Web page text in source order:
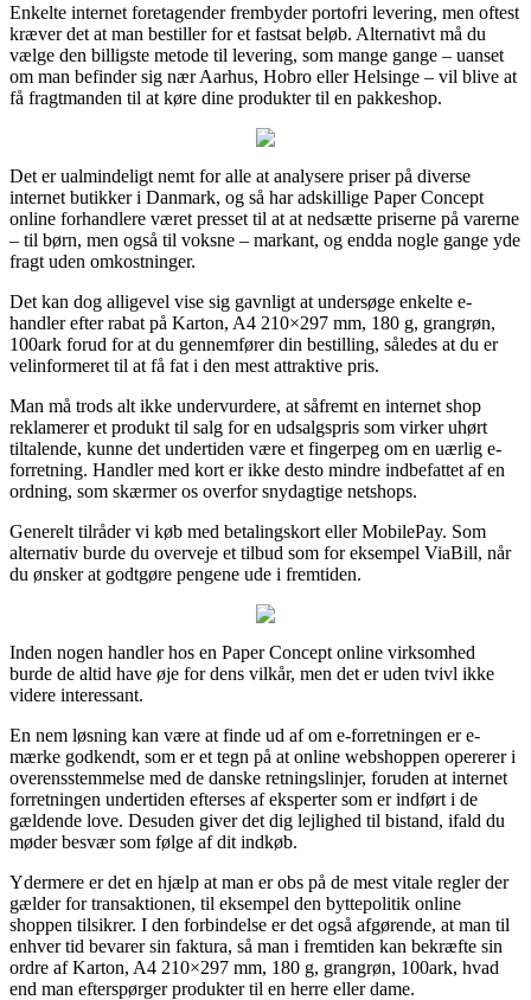
Enkelte internet foretagender frembyder portofri levering, men oftest
kræver det at man bestiller for et fastsat beløb. Alternativt må du
vælge den billigste metode til levering, som mange gange – uanset
om man befinder sig nær Aarhus, Hobro eller Helsinge – vil blive at
få fragtmanden til at køre dine produkter til en pakkeshop.
Det er ualmindeligt nemt for alle at analysere priser på diverse
internet butikker i Danmark, og så har adskillige Paper Concept
online forhandlere været presset til at at nedsætte priserne på varerne
– til børn, men også til voksne – markant, og endda nogle gange yde
fragt uden omkostninger.
Det kan dog alligevel vise sig gavnligt at undersøge enkelte e-
handler efter rabat på Karton, A4 210×297 mm, 180 g, grangrøn,
100ark forud for at du gennemfører din bestilling, således at du er
velinformeret til at få fat i den mest attraktive pris.
Man må trods alt ikke undervurdere, at såfremt en internet shop
reklamerer et produkt til salg for en udsalgspris som virker uhørt
tiltalende, kunne det undertiden være et fingerpeg om en uærlig e-
forretning. Handler med kort er ikke desto mindre indbefattet af en
ordning, som skærmer os overfor snydagtige netshops.
Generelt tilråder vi køb med betalingskort eller MobilePay. Som
alternativ burde du overveje et tilbud som for eksempel ViaBill, når
du ønsker at godtgøre pengene ude i fremtiden.
Inden nogen handler hos en Paper Concept online virksomhed
burde de altid have øje for dens vilkår, men det er uden tvivl ikke
videre interessant.
En nem løsning kan være at finde ud af om e-forretningen er e-
mærke godkendt, som er et tegn på at online webshoppen opererer i
overensstemmelse med de danske retningslinjer, foruden at internet
forretningen undertiden efterses af eksperter som er indført i de
gældende love. Desuden giver det dig lejlighed til bistand, ifald du
møder besvær som følge af dit indkøb.
Ydermere er det en hjælp at man er obs på de mest vitale regler der
gælder for transaktionen, til eksempel den byttepolitik online
shoppen tilsikrer. I den forbindelse er det også afgørende, at man til
enhver tid bevarer sin faktura, så man i fremtiden kan bekræfte sin
ordre af Karton, A4 210×297 mm, 180 g, grangrøn, 100ark, hvad
end man efterspørger produkter til en herre eller dame.